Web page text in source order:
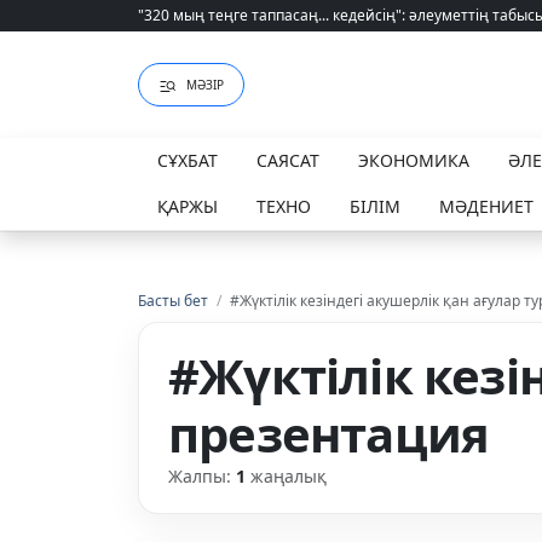
"320 мың теңге таппасаң... кедейсің": әлеуметтің табысы
"320 мың теңге таппасаң... кедейсің": әлеуметтің табысы
МӘЗІР
СҰХБАТ САЯСАТ ЭКОНОМИКА
ҚАРЖЫ
ТЕХНО БІЛІМ МӘДЕНИЕТ
Басты бет / #Жүктілік кезіндегі акушерлік қан ағулар
#Жүктілік
презентация
Жалпы: 1 жаңалық